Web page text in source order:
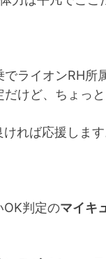
でライオンRH所
けど、ちょっ
れば応援します
OK判定のマイキ